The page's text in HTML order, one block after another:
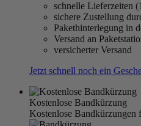
schnelle Lieferzeiten
sichere Zustellung
Pakethinterlegung in
Versand an
versicherter Versand
Jetzt schnell noch ein
Kostenlose Bandkürzung
Kostenlose Bandkürzungen